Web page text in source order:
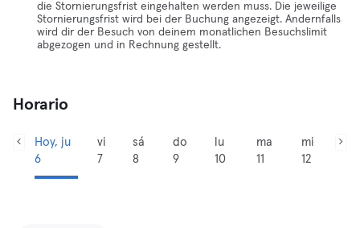
die Stornierungsfrist eingehalten werden muss. Die jeweilige
Stornierungsfrist wird bei der Buchung angezeigt. Andernfalls
wird dir der Besuch von deinem monatlichen Besuchslimit
abgezogen und in Rechnung gestellt.
Horario
Hoy, ju
6
vi
7
sá
8
do
9
lu
10
ma
11
mi
12